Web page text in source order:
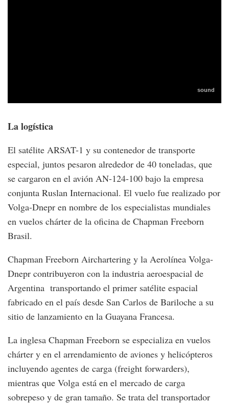
La logística
El satélite ARSAT-1 y su contenedor de transporte
especial, juntos pesaron alrededor de 40 toneladas, que
se cargaron en el avión AN-124-100 bajo la empresa
conjunta Ruslan Internacional. El vuelo fue realizado por
Volga-Dnepr en nombre de los especialistas mundiales
en vuelos chárter de la oficina de Chapman Freeborn
Brasil.
Chapman Freeborn Airchartering y la Aerolínea Volga-
Dnepr contribuyeron con la industria aeroespacial de
Argentina transportando el primer satélite espacial
fabricado en el país desde San Carlos de Bariloche a su
sitio de lanzamiento en la Guayana Francesa.
La inglesa Chapman Freeborn se especializa en vuelos
chárter y en el arrendamiento de aviones y helicópteros
incluyendo agentes de carga (freight forwarders),
mientras que Volga está en el mercado de carga
sobrepeso y de gran tamaño. Se trata del transportador